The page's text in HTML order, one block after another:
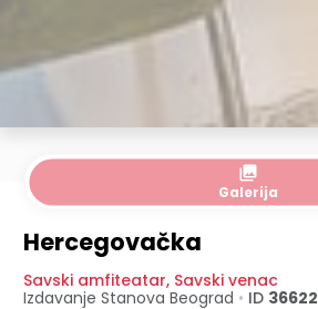
collections
Galerija
Hercegovačka
Savski amfiteatar, Savski venac
Izdavanje Stanova Beograd • ID 36622